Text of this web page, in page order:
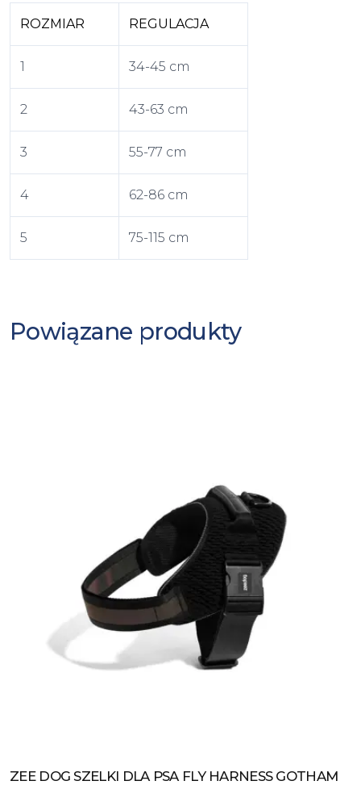
ROZMIAR REGULACJA
1 34-45 cm
2 43-63 cm
3 55-77 cm
4 62-86 cm
5 75-115 cm
Powiązane produkty
Zobacz produkt
ZEE DOG SZELKI DLA PSA FLY HARNESS GOTHAM